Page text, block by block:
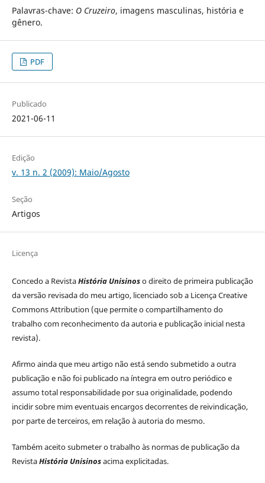
Palavras-chave: O Cruzeiro, imagens masculinas, história e
gênero.
PDF
Publicado
2021-06-11
Edição
v. 13 n. 2 (2009): Maio/Agosto
Seção
Artigos
Licença
Concedo a RevistaHistória Unisinoso direito de primeira publicação
da versão revisada do meu artigo, licenciado sob a Licença Creative
Commons Attribution (que permite o compartilhamento do
trabalho com reconhecimento da autoria e publicação inicial nesta
revista).
Afirmo ainda que meu artigo não está sendo submetido a outra
publicação e não foi publicado na íntegra em outro periódico e
assumo total responsabilidade por sua originalidade, podendo
incidir sobre mim eventuais encargos decorrentes de reivindicação,
por parte de terceiros, em relação à autoria do mesmo.
Também aceito submeter o trabalho às normas de publicação da
RevistaHistória Unisinosacima explicitadas.